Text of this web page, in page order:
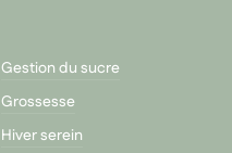
Gestion du sucre
Grossesse
Hiver serein